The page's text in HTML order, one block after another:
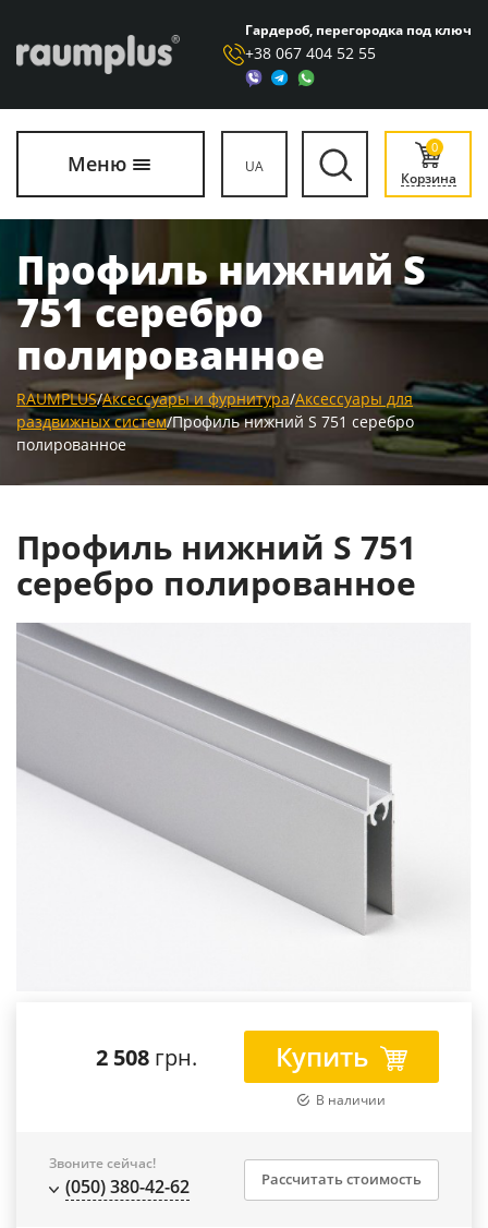
Гардероб, перегородка под ключ
+38 067 404 52 55
Меню UA
0
Корзина
Профиль нижний S
751 серебро
полированное
RAUMPLUS/Аксессуары и фурнитура/Аксессуары для
раздвижных систем/Профиль нижний S 751 серебро
полированное
Профиль нижний S 751
серебро полированное
2 508 грн. Купить
В наличии
Звоните сейчас!
(050) 380-42-62 Рассчитать стоимость